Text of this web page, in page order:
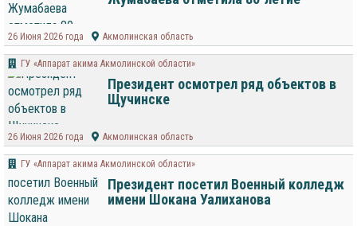
26 Июня 2026 года Акмолинская область
ГУ «Аппарат акима Акмолинской области»
Президент осмотрел ряд объектов в
Щучинске
26 Июня 2026 года Акмолинская область
ГУ «Аппарат акима Акмолинской области»
Президент посетил Военный колледж
имени Шокана Уалиханова